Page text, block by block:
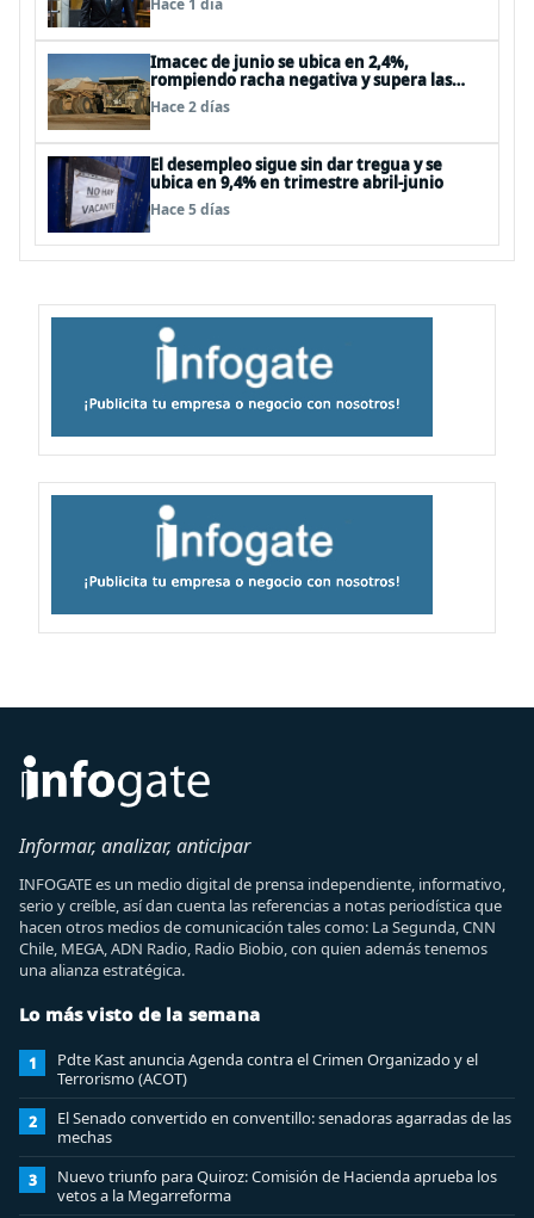
Hace 1 día
Imacec de junio se ubica en 2,4%,
rompiendo racha negativa y supera las
expectativas
Hace 2 días
El desempleo sigue sin dar tregua y se
ubica en 9,4% en trimestre abril-junio
Hace 5 días
Informar, analizar, anticipar
INFOGATE es un medio digital de prensa independiente, informativo,
serio y creíble, así dan cuenta las referencias a notas periodística que
hacen otros medios de comunicación tales como: La Segunda, CNN
Chile, MEGA, ADN Radio, Radio Biobio, con quien además tenemos
una alianza estratégica.
Lo más visto de la semana
1
Pdte Kast anuncia Agenda contra el Crimen Organizado y el
Terrorismo (ACOT)
2
El Senado convertido en conventillo: senadoras agarradas de las
mechas
3
Nuevo triunfo para Quiroz: Comisión de Hacienda aprueba los
vetos a la Megarreforma